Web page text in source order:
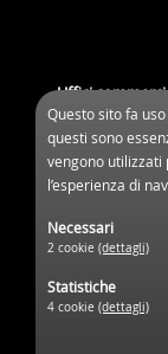
Uffici
3 Cours des
03800 Gannat
Questo sito fa
questi sono
vengono utilizzati
l’esperienza di
Necessari
2 cookie (dettagli)
Statistiche
4 cookie (dettagli)